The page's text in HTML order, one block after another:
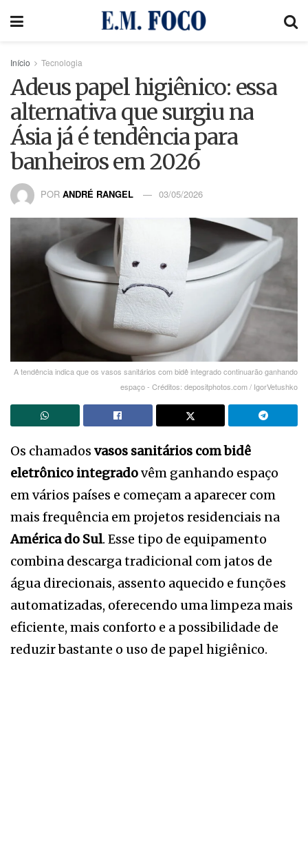
Início Tecnologia
Adeus papel higiênico: essa
alternativa que surgiu na
Ásia já é tendência para
banheiros em 2026
POR ANDRÉ RANGEL 03/05/2026
A tendência indica que os vasos sanitários com bidê integrado continuarão ganhando
espaço - Créditos: depositphotos.com / IgorVetushko
Os chamados vasos sanitários com bidê
eletrônico integradovêm ganhando espaço
em vários países e começam a aparecer com
mais frequência em projetos residenciais na
América do Sul. Esse tipo de equipamento
combina descarga tradicional com jatos de
água direcionais, assento aquecido e funções
automatizadas, oferecendo uma limpeza mais
eficiente, mais conforto e a possibilidade de
reduzir bastante o uso de papel higiênico.